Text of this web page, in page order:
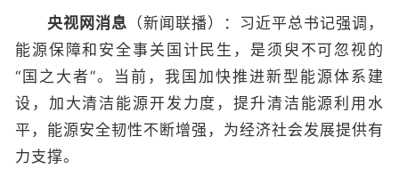
央视网消息 （新闻联播）：习近平总书记强调，
能源保障和安全事关国计民生，是须臾不可忽视的
“国之大者”。当前，我国加快推进新型能源体系建
设，加大清洁能源开发力度，提升清洁能源利用水
平，能源安全韧性不断增强，为经济社会发展提供有
力支撑。